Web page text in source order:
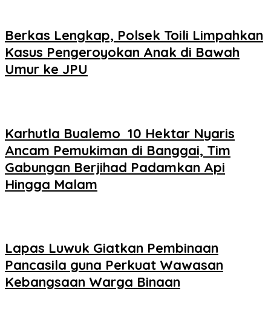
Berkas Lengkap, Polsek Toili Limpahkan
Kasus Pengeroyokan Anak di Bawah
Umur ke JPU
Karhutla Bualemo 10 Hektar Nyaris
Ancam Pemukiman di Banggai, Tim
Gabungan Berjihad Padamkan Api
Hingga Malam
Lapas Luwuk Giatkan Pembinaan
Pancasila guna Perkuat Wawasan
Kebangsaan Warga Binaan